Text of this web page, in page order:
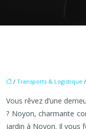
/ Transports & Logistique
Vous rêvez d’une
? Noyon, charmante
jardin à Noyon. Il vous